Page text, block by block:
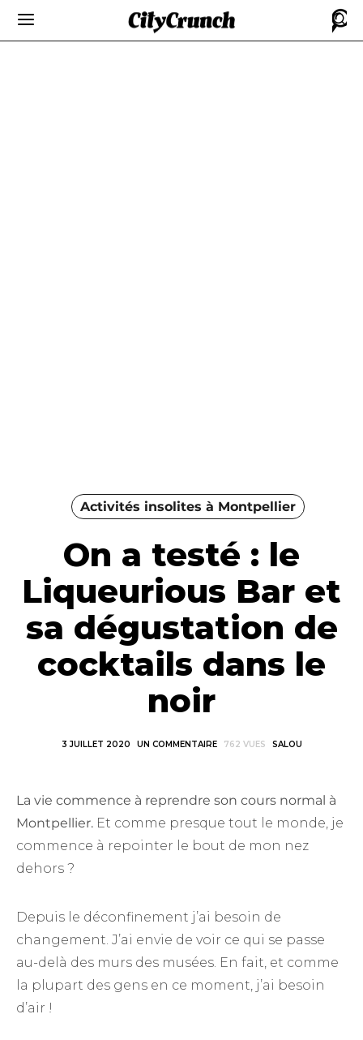
Activités insolites à Montpellier
On a testé : le
Liqueurious Bar et
sa dégustation de
cocktails dans le
noir
3 JUILLET 2020 UN COMMENTAIRE 762 VUES SALOU
La vie commence à reprendre son cours normal à
Montpellier. Et comme presque tout le monde, je
commence à repointer le bout de mon nez
dehors ?
Depuis le déconfinement j’ai besoin de
changement. J’ai envie de voir ce qui se passe
au-delà des murs des musées. En fait, et comme
la plupart des gens en ce moment, j’ai besoin
d’air !